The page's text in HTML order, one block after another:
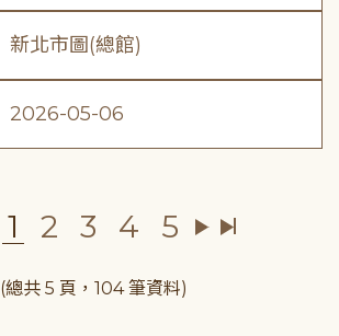
新北市圖(總館)
2026-05-06
1 2 3 4 5
(總共 5 頁，104 筆資料)